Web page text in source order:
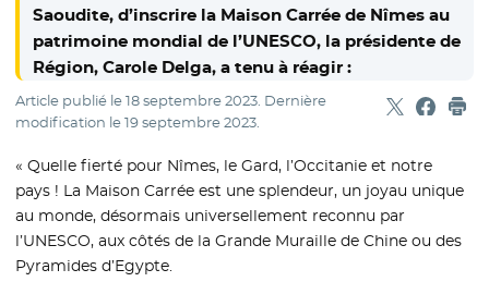
Saoudite, d’inscrire la Maison Carrée de Nîmes au
patrimoine mondial de l’UNESCO, la présidente de
Région, Carole Delga, a tenu à réagir :
Article publié le18 septembre 2023. Dernière
modification le19 septembre 2023. Partager
- Nouvelle
-
« Quelle fierté pour Nîmes, le Gard, l’Occitanie et notre
pays ! La Maison Carrée est une splendeur, un joyau unique
au monde, désormais universellement reconnu par
l’UNESCO, aux côtés de la Grande Muraille de Chine ou des
Pyramides d’Egypte.